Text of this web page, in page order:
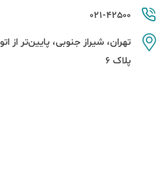
021-42500
پلاک 6